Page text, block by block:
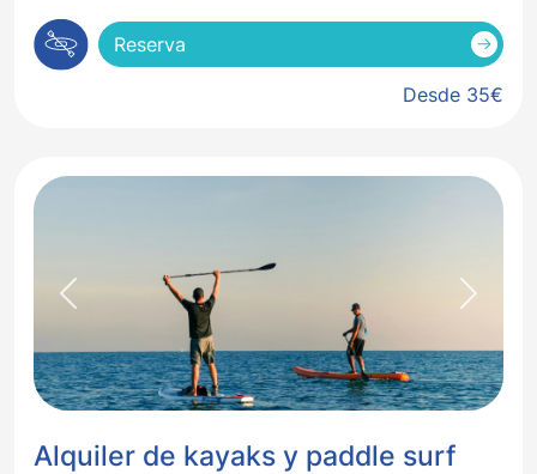
Reserva
Desde 35€
Previous Next
Alquiler de kayaks y paddle surf